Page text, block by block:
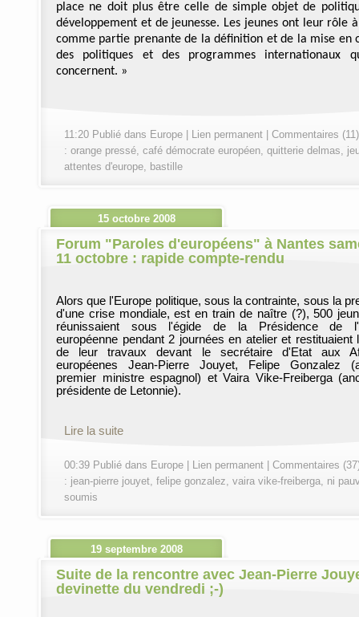
place ne doit plus être celle de simple objet de
développement et de jeunesse. Les jeunes ont leur rôle
comme partie prenante de la définition et de la mise en
des politiques et des programmes internationaux
concernent. »
11:20 Publié dans Europe Lien permanent
Commentaires (11)
: orange pressé, café démocrate européen, quitterie delmas,
attentes d'europe, bastille
15 octobre 2008
Forum "Paroles d'européens" à Nantes
11 octobre : rapide compte-rendu
Alors que l'Europe politique, sous la contrainte, sous la
d'une crise mondiale, est en train de naître (?), 500
réunissaient sous l'égide de la Présidence de
européenne pendant 2 journées en atelier et restituaient
de leur travaux devant le secrétaire d'Etat aux
européenes Jean-Pierre Jouyet, Felipe Gonzalez
premier ministre espagnol) et Vaira Vike-Freiberga
présidente de Letonnie).
Lire la suite
00:39 Publié dans Europe Lien permanent
Commentaires
: jean-pierre jouyet, felipe gonzalez, vaira vike-freiberga, ni
soumis
19 septembre 2008
Suite de la rencontre avec Jean-Pierre
devinette du vendredi ;-)